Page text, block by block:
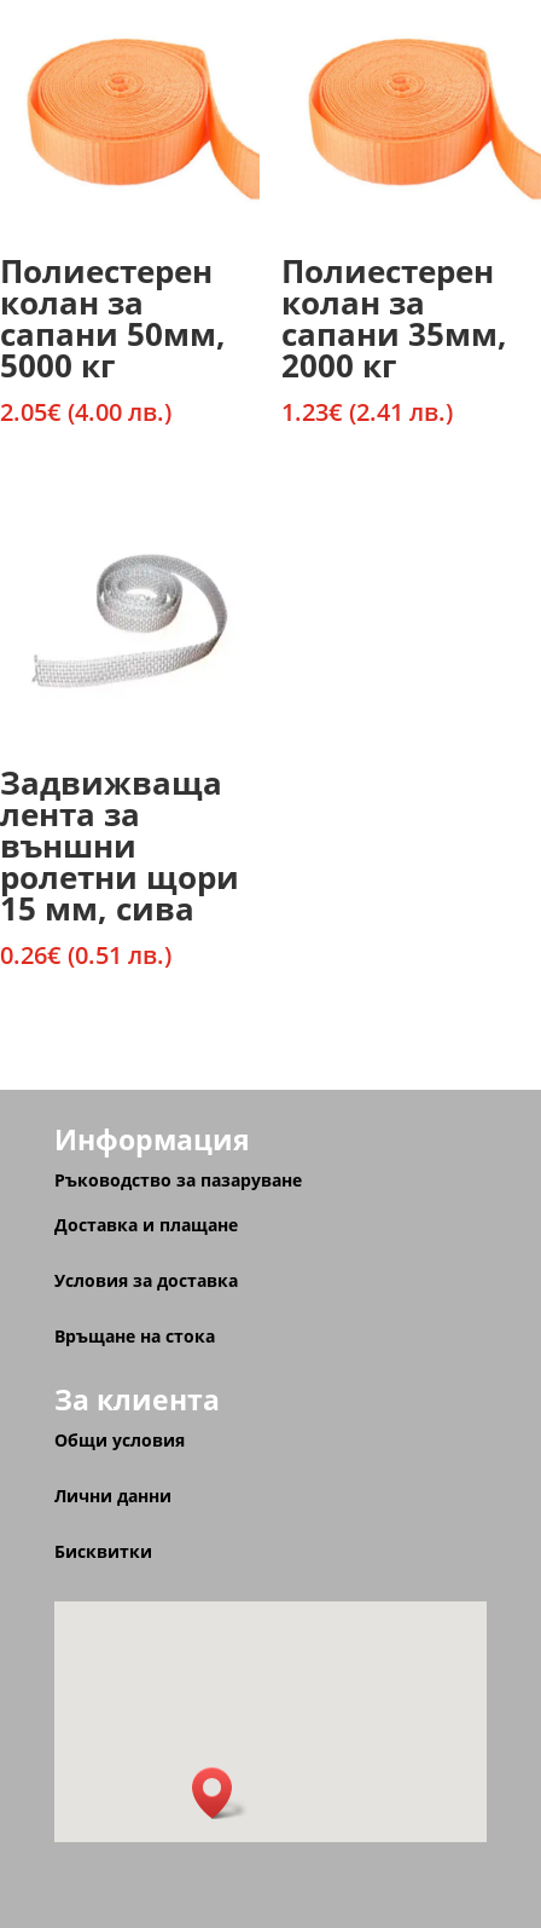
Полиестерен
колан за
сапани 50мм,
5000 кг
2.05€ (4.00 лв.)
Полиестерен
колан за
сапани 35мм,
2000 кг
1.23€ (2.41 лв.)
Задвижваща
лента за
външни
ролетни щори
15 мм, сива
0.26€ (0.51 лв.)
Информация
Ръководство за пазаруване
Доставка и плащане
Условия за доставка
Връщане на стока
За клиента
Общи условия
Лични данни
Бисквитки